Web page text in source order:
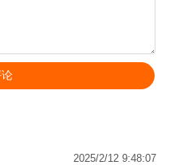
2025/2/12 9:48:07